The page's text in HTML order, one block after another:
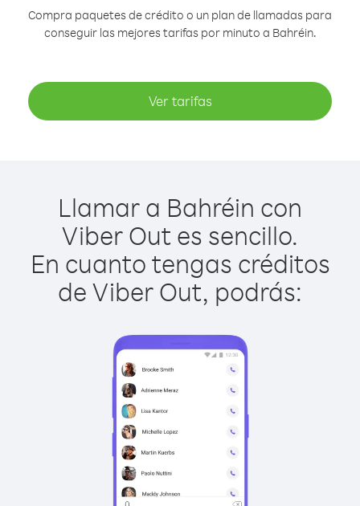
Compra paquetes de crédito o un plan de llamadas para
conseguir las mejores tarifas por minuto a Bahréin.
Ver tarifas
Llamar a Bahréin con
Viber Out es sencillo.
En cuanto tengas créditos
de Viber Out, podrás: